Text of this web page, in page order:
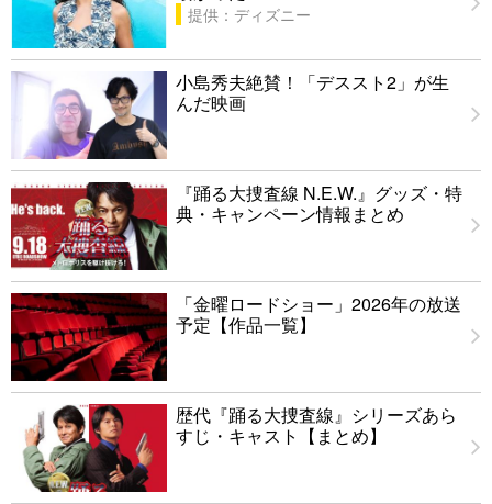
提供：ディズニー
小島秀夫絶賛！「デススト2」が生
んだ映画
『踊る大捜査線 N.E.W.』グッズ・特
典・キャンペーン情報まとめ
「金曜ロードショー」2026年の放送
予定【作品一覧】
歴代『踊る大捜査線』シリーズあら
すじ・キャスト【まとめ】